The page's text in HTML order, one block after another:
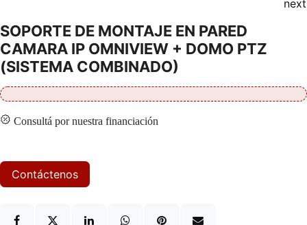
next
SOPORTE DE MONTAJE EN PARED
CAMARA IP OMNIVIEW + DOMO PTZ
(SISTEMA COMBINADO)
Consultá por nuestra financiación
Contáctenos